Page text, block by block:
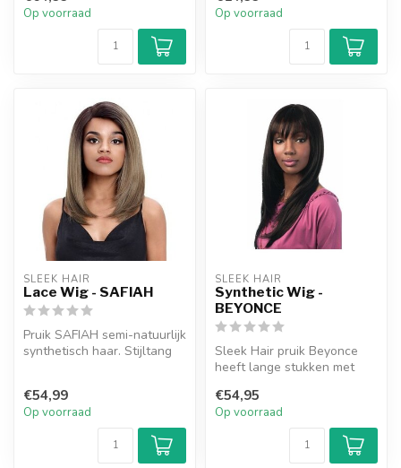
Op voorraad Op voorraad
SLEEK HAIR
Lace Wig - SAFIAH
Pruik SAFIAH semi-natuurlijk
synthetisch haar. Stijltang
€54,99
Op voorraad
SLEEK HAIR
Synthetic Wig -
BEYONCE
Sleek Hair pruik Beyonce
heeft lange stukken met
de prui...
€54,95
Op voorraad